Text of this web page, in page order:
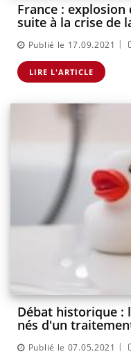
France :
suite à la crise de
Publié le 17.09.2021 |
LIRE L'ARTICLE
Débat historique :
nés d'un
Publié le 07.05.2021 |